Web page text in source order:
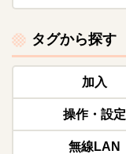
タグから探す
加入
操作・設定
無線LAN